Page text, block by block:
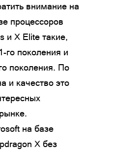
внимание на
процессоров
и X Elite такие,
го поколения и
поколения. По
и качество это
на базе
X без